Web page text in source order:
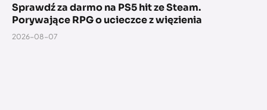
Sprawdź za darmo na PS5 hit ze Steam.
Porywające RPG o ucieczce z więzienia
2026-08-07